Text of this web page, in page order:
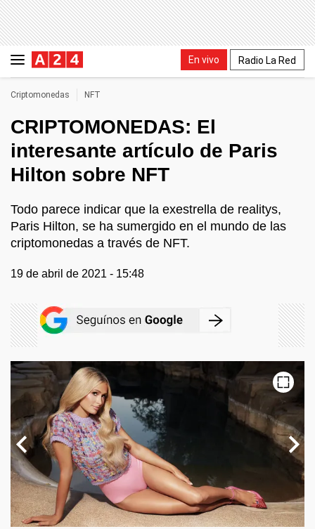
En vivo Radio La Red
Criptomonedas NFT
CRIPTOMONEDAS: El
interesante artículo de Paris
Hilton sobre NFT
Todo parece indicar que la exestrella de realitys,
Paris Hilton, se ha sumergido en el mundo de las
criptomonedas a través de NFT.
19 de abril de 2021 - 15:48